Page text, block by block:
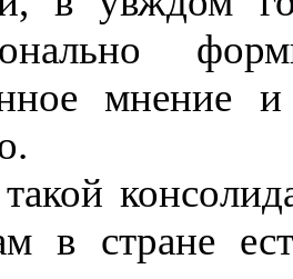
мнение
в стране